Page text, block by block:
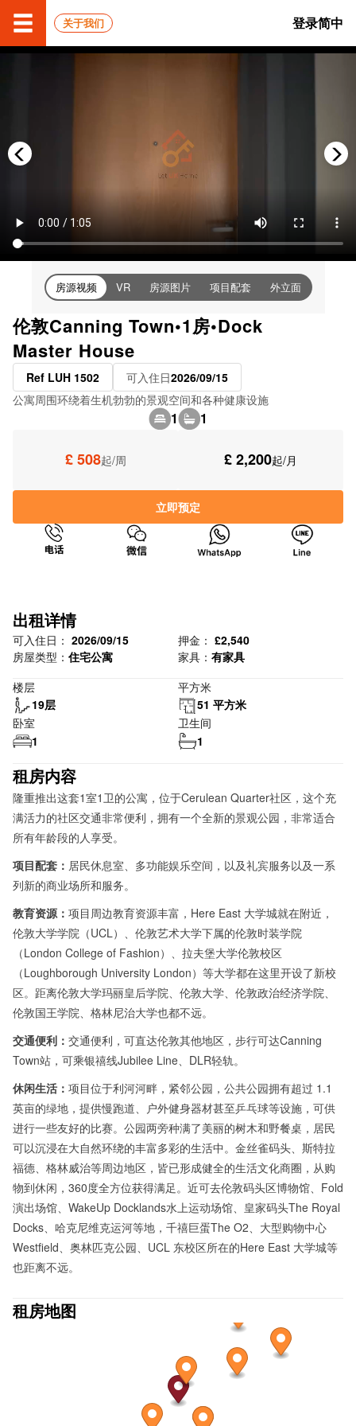
关于我们 登录简中
房源视频 VR 房源图片 项目配套 外立面
伦敦Canning Town•1房•Dock
Master House
Ref LUH 1502 可入住日2026/09/15
公寓周围环绕着生机勃勃的景观空间和各种健康设施
1 1
£ 508起/周 £ 2,200起/月
立即预定
出租详情
可入住日： 2026/09/15 押金： £2,540
房屋类型： 住宅公寓 家具： 有家具
楼层
19层
平方米
51 平方米
卧室
1
卫生间
1
租房内容
隆重推出这套1室1卫的公寓，位于Cerulean Quarter社区，这个充
满活力的社区交通非常便利，拥有一个全新的景观公园，非常适合
所有年龄段的人享受。
项目配套： 居民休息室、多功能娱乐空间，以及礼宾服务以及一系
列新的商业场所和服务。
教育资源： 项目周边教育资源丰富，Here East 大学城就在附近，
伦敦大学学院（UCL）、伦敦艺术大学下属的伦敦时装学院
（London College of Fashion）、拉夫堡大学伦敦校区
（Loughborough University London）等大学都在这里开设了新校
区。距离伦敦大学玛丽皇后学院、伦敦大学、伦敦政治经济学院、
伦敦国王学院、格林尼治大学也都不远。
交通便利： 交通便利，可直达伦敦其他地区，步行可达Canning
Town站，可乘银禧线Jubilee Line、DLR轻轨。
休闲生活： 项目位于利河河畔，紧邻公园，公共公园拥有超过 1.1
英亩的绿地，提供慢跑道、户外健身器材甚至乒乓球等设施，可供
进行一些友好的比赛。公园两旁种满了美丽的树木和野餐桌，居民
可以沉浸在大自然环绕的丰富多彩的生活中。金丝雀码头、斯特拉
福德、格林威治等周边地区，皆已形成健全的生活文化商圈，从购
物到休闲，360度全方位获得满足。近可去伦敦码头区博物馆、Fold
演出场馆、WakeUp Docklands水上运动场馆、皇家码头The Royal
Docks、哈克尼维克运河等地，千禧巨蛋The O2、大型购物中心
Westfield、奥林匹克公园、UCL 东校区所在的Here East 大学城等
也距离不远。
租房地图